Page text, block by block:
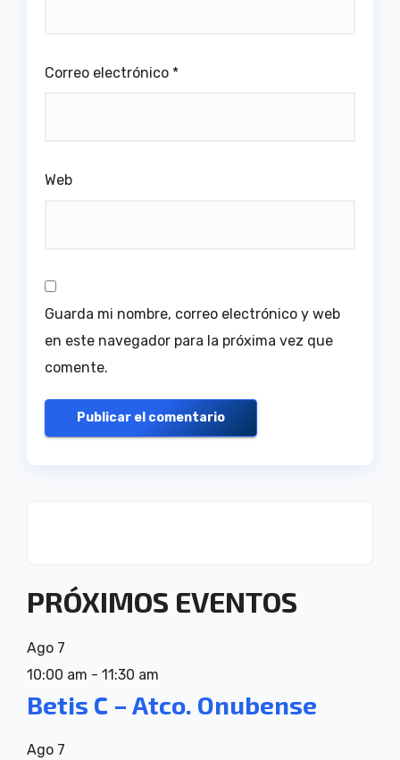
Correo electrónico *
Web
Guarda mi nombre, correo electrónico y web
en este navegador para la próxima vez que
comente.
PRÓXIMOS EVENTOS
Ago 7
10:00 am - 11:30 am
Betis C – Atco. Onubense
Ago 7